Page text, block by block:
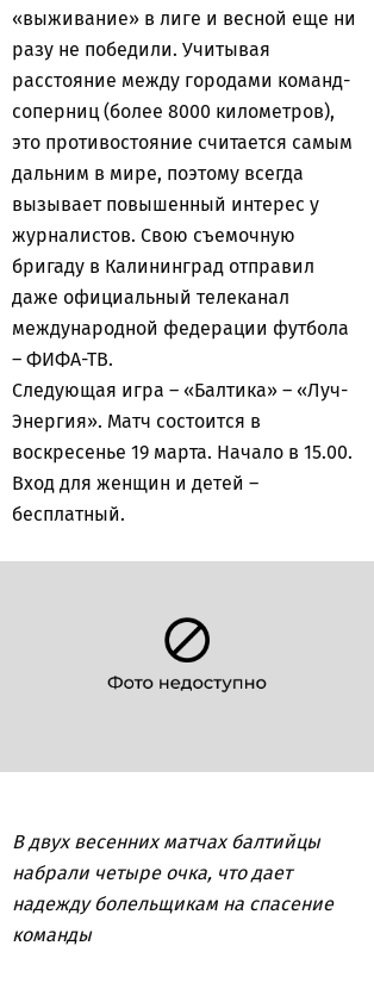
«выживание» в лиге и весной еще ни
разу не победили. Учитывая
расстояние между городами команд-
соперниц (более 8000 километров),
это противостояние считается самым
дальним в мире, поэтому всегда
вызывает повышенный интерес у
журналистов. Свою съемочную
бригаду в Калининград отправил
даже официальный телеканал
международной федерации футбола
– ФИФА-ТВ.
Следующая игра – «Балтика» – «Луч-
Энергия». Матч состоится в
воскресенье 19 марта. Начало в 15.00.
Вход для женщин и детей –
бесплатный.
В двух весенних матчах балтийцы
набрали четыре очка, что дает
надежду болельщикам на спасение
команды